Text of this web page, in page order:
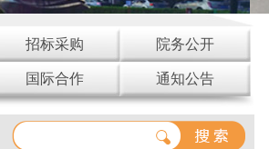
招标采购 院务公开
国际合作 通知公告